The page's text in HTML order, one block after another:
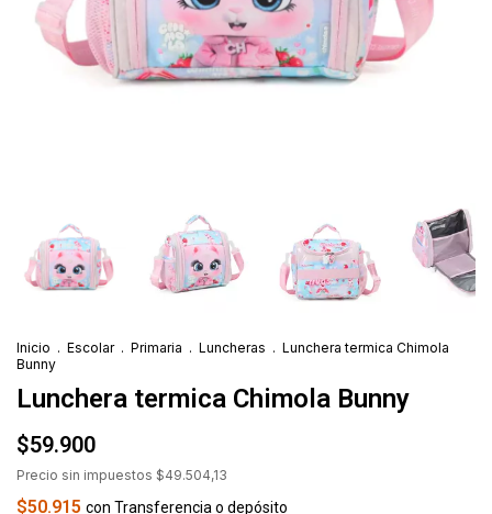
Inicio . Escolar . Primaria . Luncheras . Lunchera termica Chimola
Bunny
Lunchera termica Chimola Bunny
$59.900
Precio sin impuestos $49.504,13
$50.915 con Transferencia o depósito